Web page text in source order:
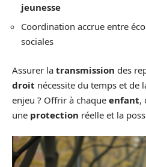
jeunesse
Coordination accrue entre
sociales
Assurer la transmission des
droit nécessite du temps et de
enjeu ? Offrir à chaque enfant,
une protection réelle et la